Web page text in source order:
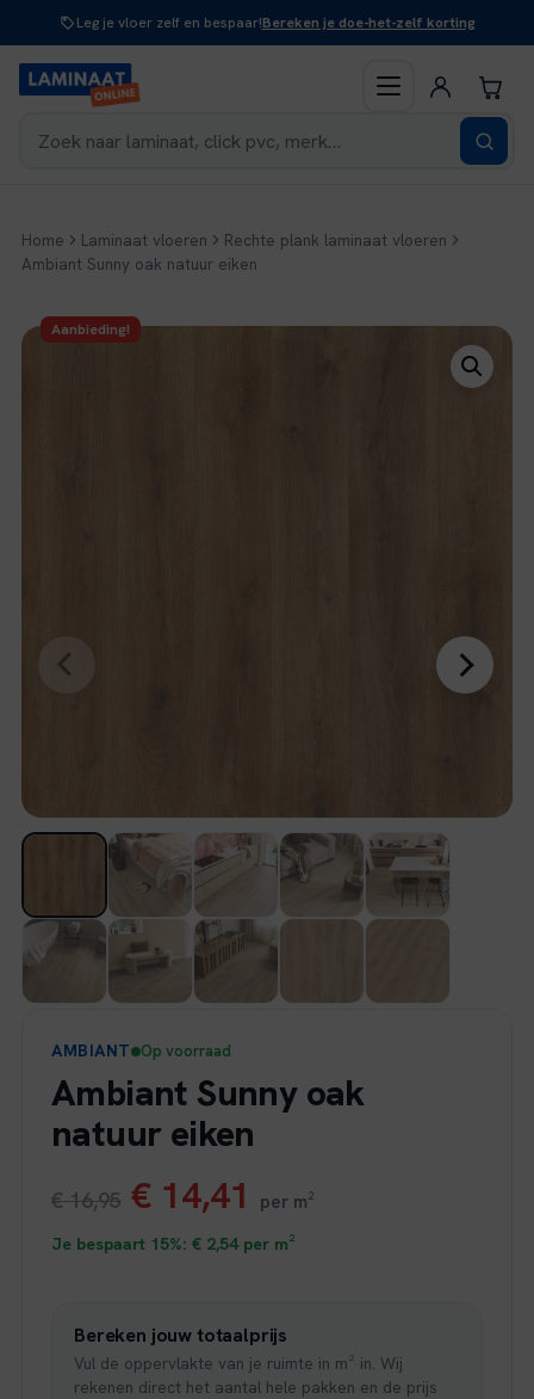
inhoud
Leg je vloer zelf en bespaar!Bereken je doe-het-zelf korting
Home Laminaat vloeren
Rechte plank laminaat vloeren
Ambiant Sunny oak natuur eiken
Aanbieding!
AMBIANT Op voorraad
Ambiant Sunny oak
natuur eiken
€16,95 Oorspronkelijke
prijs
€ 16,95.
€ 14,41 Huidige
prijs
€ 14,41.
per m²
Je bespaart 15%: € 2,54per m²
Bereken jouw totaalprijs
Vul de oppervlakte van je ruimte in m² in. Wij
rekenen direct het aantal hele pakken en de prijs